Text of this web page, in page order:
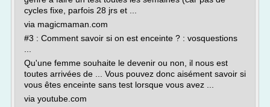
cycles fixe, parfois 28 jrs et ...
via magicmaman.com
#3 : Comment savoir si on est enceinte ? : vosquestions
Qu'une femme souhaite le devenir ou non, il nous est
toutes arrivées de ... Vous pouvez donc aisément savoir si
vous êtes enceinte sans test lorsque vous avez ...
via youtube.com